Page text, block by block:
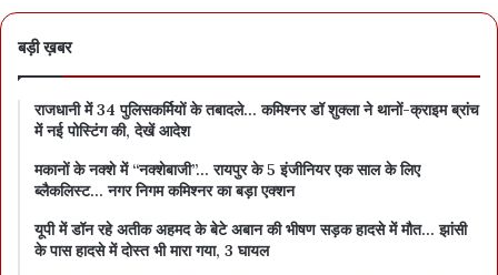
बड़ी ख़बर
राजधानी में 34 पुलिसकर्मियों के तबादले… कमिश्नर डॉ शुक्ला ने थानों-क्राइम ब्रांच
में नई पोस्टिंग की, देखें आदेश
मकानों के नक्शे में “नक्शेबाजी”… रायपुर के 5 इंजीनियर एक साल के लिए
ब्लैकलिस्ट… नगर निगम कमिश्नर का बड़ा एक्शन
यूपी में डॉन रहे अतीक अहमद के बेटे अबान की भीषण सड़क हादसे में मौत… झांसी
के पास हादसे में दोस्त भी मारा गया, 3 घायल